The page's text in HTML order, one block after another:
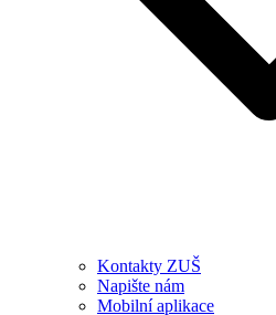
Kontakty ZUŠ
Napište nám
Mobilní aplikace